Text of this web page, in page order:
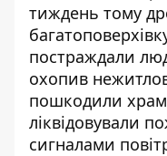
тиждень тому
постраждали
охопив
пошкодили
ліквідовували
сигналами